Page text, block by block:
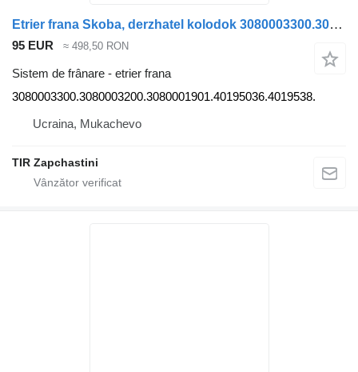
Etrier frana Skoba, derzhatel kolodok 3080003300.3080003200.3080001901.40195036.4019538. pentru semiremorcă WABCO SAF
95 EUR ≈ 498,50 RON
Sistem de frânare - etrier frana
3080003300.3080003200.3080001901.40195036.4019538.
Ucraina, Mukachevo
TIR Zapchastini